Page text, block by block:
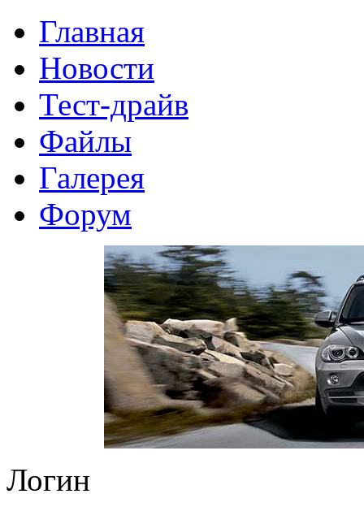
Главная
Новости
Тест-драйв
Файлы
Галерея
Форум
Логин